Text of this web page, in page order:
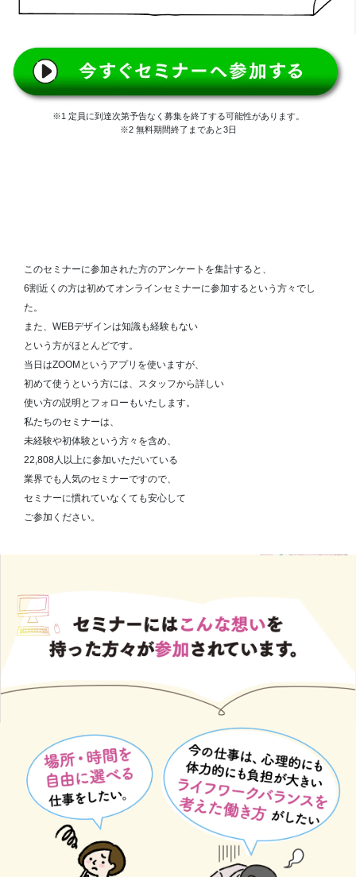
※1 定員に到達次第予告なく募集を終了する可能性があります。
※2 無料期間終了まであと3日
このセミナーに参加された方のアンケートを集計すると、
6割近くの方は初めてオンラインセミナーに参加するという方々でし
た。
また、WEBデザインは知識も経験もない
という方がほとんどです。
当日はZOOMというアプリを使いますが、
初めて使うという方には、スタッフから詳しい
使い方の説明とフォローもいたします。
私たちのセミナーは、
未経験や初体験という方々を含め、
22,808人以上に参加いただいている
業界でも人気のセミナーですので、
セミナーに慣れていなくても安心して
ご参加ください。